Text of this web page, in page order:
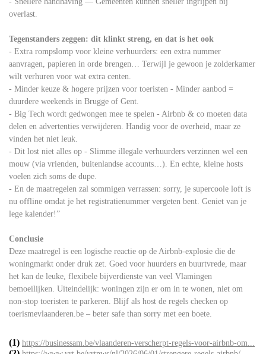
overlast.
Tegenstanders zeggen: dit klinkt streng, en dat is het ook
- Extra rompslomp voor kleine verhuurders: een extra nummer
aanvragen, papieren in orde brengen… Terwijl je gewoon je zolderkamer
wilt verhuren voor wat extra centen.
- Minder keuze & hogere prijzen voor toeristen - Minder aanbod =
duurdere weekends in Brugge of Gent.
- Big Tech wordt gedwongen mee te spelen - Airbnb & co moeten data
delen en advertenties verwijderen. Handig voor de overheid, maar ze
vinden het niet leuk.
- Dit lost niet alles op - Slimme illegale verhuurders verzinnen wel een
mouw (via vrienden, buitenlandse accounts…). En echte, kleine hosts
voelen zich soms de dupe.
- En de maatregelen zal sommigen verrassen: sorry, je supercoole loft is
nu offline omdat je het registratienummer vergeten bent. Geniet van je
lege kalender!”
Conclusie
Deze maatregel is een logische reactie op de Airbnb-explosie die de
woningmarkt onder druk zet. Goed voor huurders en buurtvrede, maar
het kan de leuke, flexibele bijverdienste van veel Vlamingen
bemoeilijken. Uiteindelijk: woningen zijn er om in te wonen, niet om
non-stop toeristen te parkeren. Blijf als host de regels checken op
toerismevlaanderen.be – beter safe than sorry met een boete.
(1) https://businessam.be/vlaanderen-verscherpt-regels-voor-airbnb-om...